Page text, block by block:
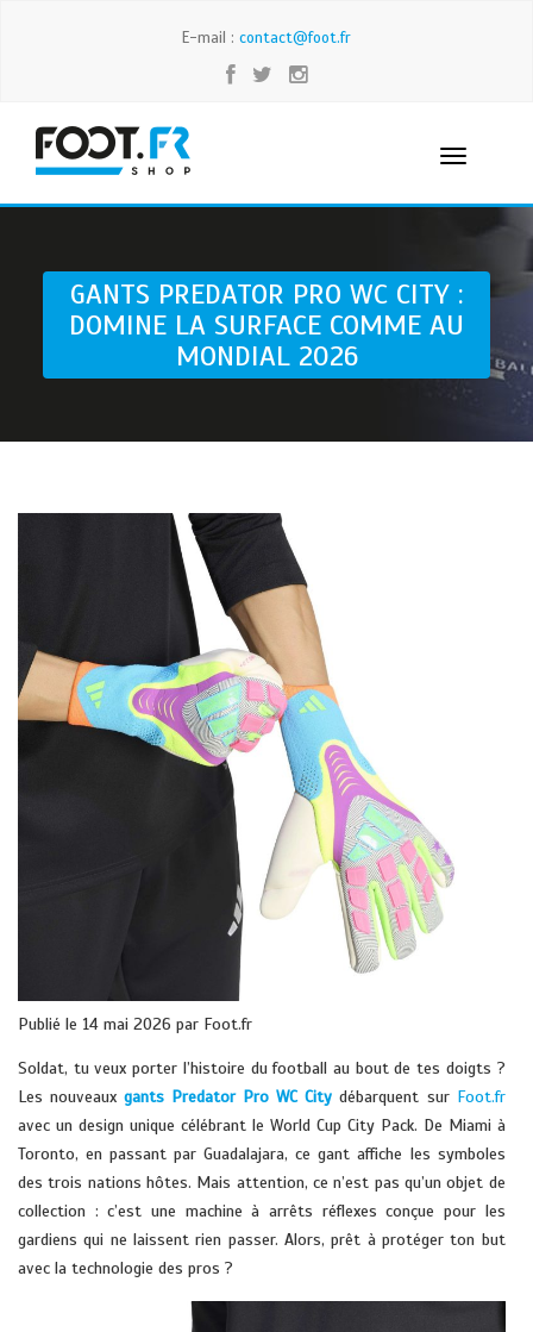
E-mail : contact@foot.fr
GANTS PREDATOR PRO WC CITY :
DOMINE LA SURFACE COMME AU
MONDIAL 2026
Publié le 14 mai 2026 par Foot.fr
Soldat, tu veux porter l’histoire du football au bout de tes doigts ?
Les nouveauxgants Predator Pro WC City débarquent sur Foot.fr
avec un design unique célébrant le World Cup City Pack. De Miami à
Toronto, en passant par Guadalajara, ce gant affiche les symboles
des trois nations hôtes. Mais attention, ce n’est pas qu’un objet de
collection : c’est une machine à arrêts réflexes conçue pour les
gardiens qui ne laissent rien passer. Alors, prêt à protéger ton but
avec la technologie des pros ?